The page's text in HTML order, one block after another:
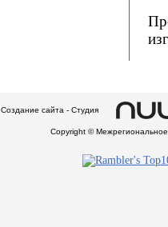
Создание сайта - Студия
Copyright ©